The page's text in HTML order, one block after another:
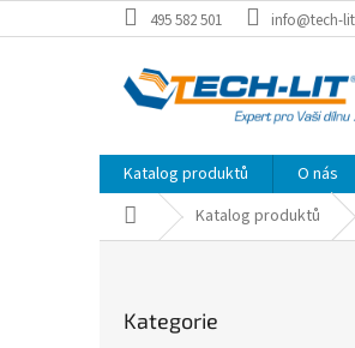
na
495 582 501 info@tech-
Katalog produktů O nás
Domů Katalog produktů
kategorie
Kategorie